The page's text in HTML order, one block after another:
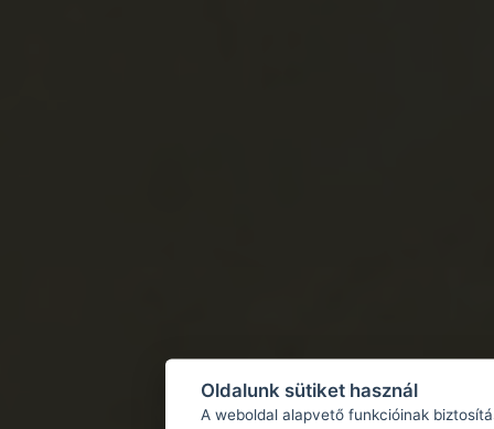
Oldalunk sütiket használ
A weboldal alapvető funkcióinak